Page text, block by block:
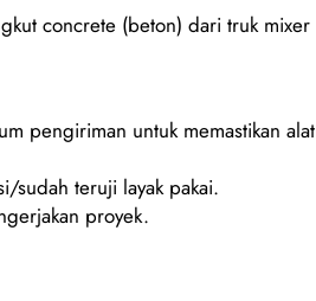
concrete (beton) dari truk mixer
pengiriman untuk memastikan alat
sudah teruji layak pakai.
proyek.